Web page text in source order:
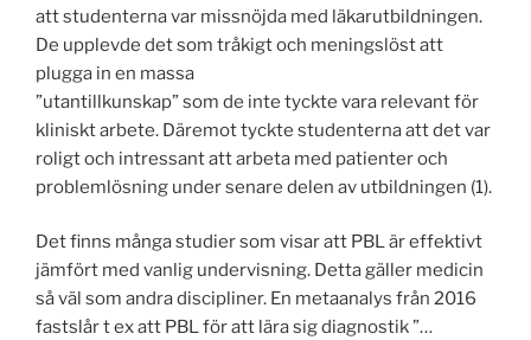
att studenterna var missnöjda med läkarutbildningen.
De upplevde det som tråkigt och meningslöst att
plugga in en massa
”utantillkunskap” som de inte tyckte vara relevant för
kliniskt arbete. Däremot tyckte studenterna att det var
roligt och intressant att arbeta med patienter och
problemlösning under senare delen av utbildningen (1).
Det finns många studier som visar att PBL är effektivt
jämfört med vanlig undervisning. Detta gäller medicin
så väl som andra discipliner. En metaanalys från 2016
fastslår t ex att PBL för att lära sig diagnostik ”…